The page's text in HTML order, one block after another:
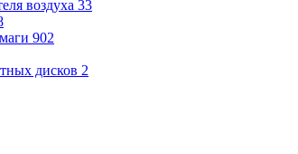
воздуха 33
902
дисков 2